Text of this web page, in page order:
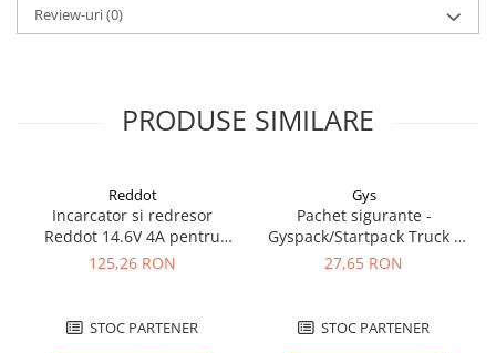
Li-Ion
Marine & Caravan
Pachete acumulatori VRLA
Sisteme de management (BMS)
Redresoare, incarcatoare si testere
stationare
Review-uri(0)
PRODUSE SIMILARE
Reddot
Incarcator si redresor
Reddot 14.6V 4A pentru
acumulatori LiFePo4
125,26 RON
STOC PARTENER
Gys
Pachet sigurante -
Gyspack/Startpack Truck -
Blister Gys 2 x 300A
27,65 RON
STOC PARTENER